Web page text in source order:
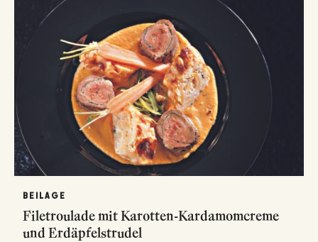
BEILAGE
Filetroulade mit Karotten-Kardamomcreme
und Erdäpfelstrudel